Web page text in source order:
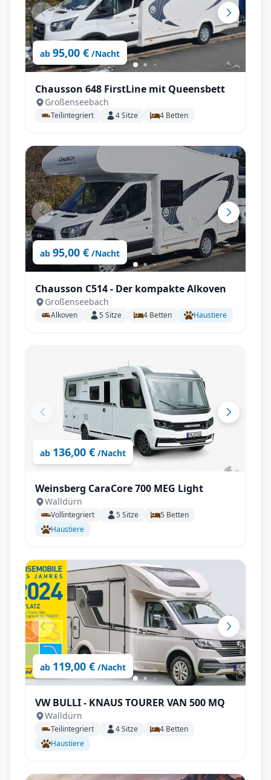
ab 95,00 € /Nacht
Chausson 648 FirstLine mit Queensbett
Großenseebach
Teilintegriert 4Sitze 4 Betten
ab 95,00 € /Nacht
Chausson C514 - Der kompakte Alkoven
Großenseebach
Alkoven 5Sitze 4 Betten Haustiere
ab 136,00 € /Nacht
Weinsberg CaraCore 700 MEG Light
Walldürn
Vollintegriert 5Sitze 5 Betten
Haustiere
ab 119,00 € /Nacht
VW BULLI - KNAUS TOURER VAN 500 MQ
Walldürn
Teilintegriert 4Sitze 4 Betten
Haustiere